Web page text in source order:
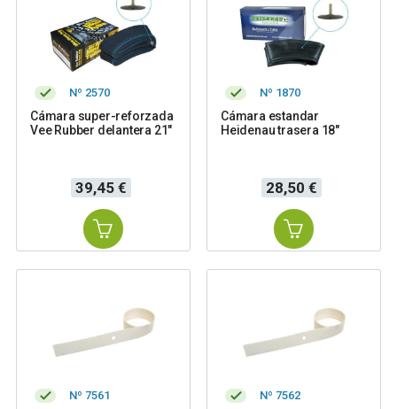
Nº 2570
Cámara super-reforzada
Vee Rubber delantera 21"
Precio
39,45 €
Nº 1870
Cámara estandar
Heidenau trasera 18"
Precio
28,50 €
Nº 7561 Nº 7562